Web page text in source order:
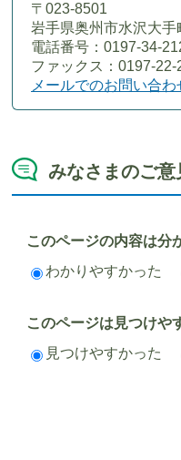
〒023-8501
岩手県奥州市水沢大手
電話番号：0197-34-
ファックス：0197-22-
メールでのお問い合わ
みなさまのご
このページの内容は分
わかりやすかった
このページは見つけや
見つけやすかった